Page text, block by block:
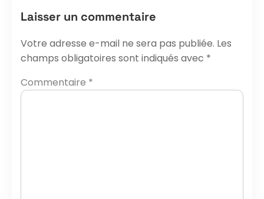
Laisser un commentaire
Votre adresse e-mail ne sera pas publiée. Les
champs obligatoires sont indiqués avec *
Commentaire *